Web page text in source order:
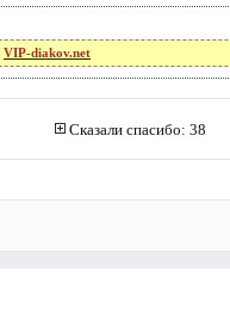
VIP-diakov.net
Сказали спасибо: 38